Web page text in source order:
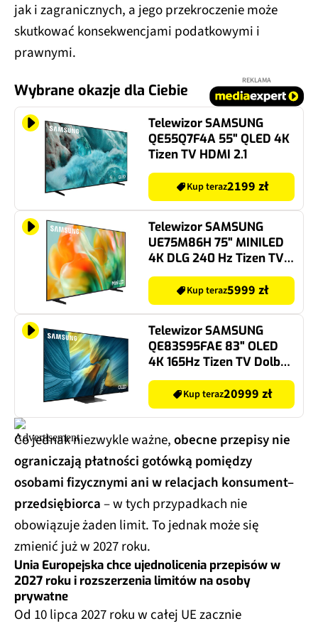
jak i zagranicznych, a jego przekroczenie może
skutkować konsekwencjami podatkowymi i
prawnymi.
Wybrane okazje dla Ciebie
REKLAMA
Telewizor SAMSUNG
QE55Q7F4A 55" QLED 4K
Tizen TV HDMI 2.1
Kup teraz2199 zł
Telewizor SAMSUNG
UE75M86H 75" MINILED
4K DLG 240 Hz Tizen TV
HDMI 2.1
Kup teraz5999 zł
Telewizor SAMSUNG
QE83S95FAE 83" OLED
4K 165Hz Tizen TV Dolby
Atmos HDMI 2.1
Kup teraz20999 zł
Co jednak niezwykle ważne,obecne przepisy nie
ograniczają płatności gotówką pomiędzy
osobami fizycznymi ani w relacjach konsument–
przedsiębiorca– w tych przypadkach nie
obowiązuje żaden limit. To jednak może się
zmienić już w 2027 roku.
Unia Europejska chce ujednolicenia przepisów w
2027 roku i rozszerzenia limitów na osoby
prywatne
Od 10 lipca 2027 roku w całej UE zacznie